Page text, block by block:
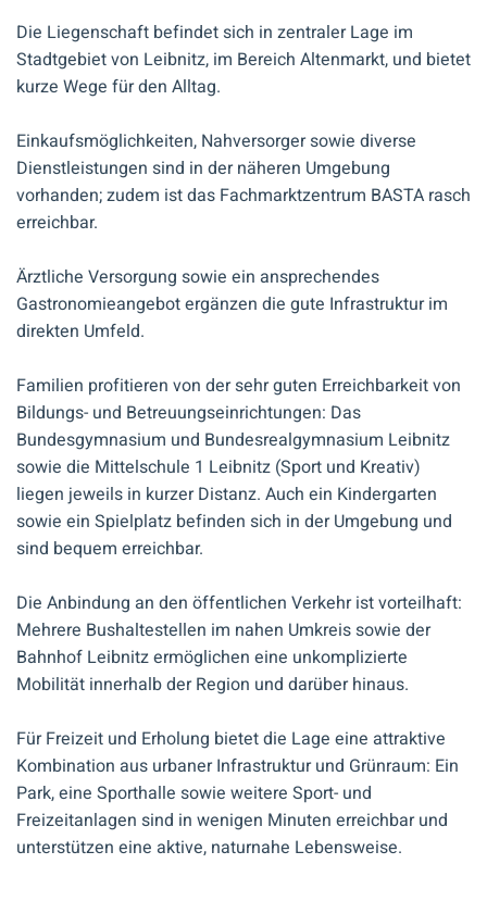
Die Liegenschaft befindet sich in zentraler Lage im
Stadtgebiet von Leibnitz, im Bereich Altenmarkt, und bietet
kurze Wege für den Alltag.
Einkaufsmöglichkeiten, Nahversorger sowie diverse
Dienstleistungen sind in der näheren Umgebung
vorhanden; zudem ist das Fachmarktzentrum BASTA rasch
erreichbar.
Ärztliche Versorgung sowie ein ansprechendes
Gastronomieangebot ergänzen die gute Infrastruktur im
direkten Umfeld.
Familien profitieren von der sehr guten Erreichbarkeit von
Bildungs- und Betreuungseinrichtungen: Das
Bundesgymnasium und Bundesrealgymnasium Leibnitz
sowie die Mittelschule 1 Leibnitz (Sport und Kreativ)
liegen jeweils in kurzer Distanz. Auch ein Kindergarten
sowie ein Spielplatz befinden sich in der Umgebung und
sind bequem erreichbar.
Die Anbindung an den öffentlichen Verkehr ist vorteilhaft:
Mehrere Bushaltestellen im nahen Umkreis sowie der
Bahnhof Leibnitz ermöglichen eine unkomplizierte
Mobilität innerhalb der Region und darüber hinaus.
Für Freizeit und Erholung bietet die Lage eine attraktive
Kombination aus urbaner Infrastruktur und Grünraum: Ein
Park, eine Sporthalle sowie weitere Sport- und
Freizeitanlagen sind in wenigen Minuten erreichbar und
unterstützen eine aktive, naturnahe Lebensweise.